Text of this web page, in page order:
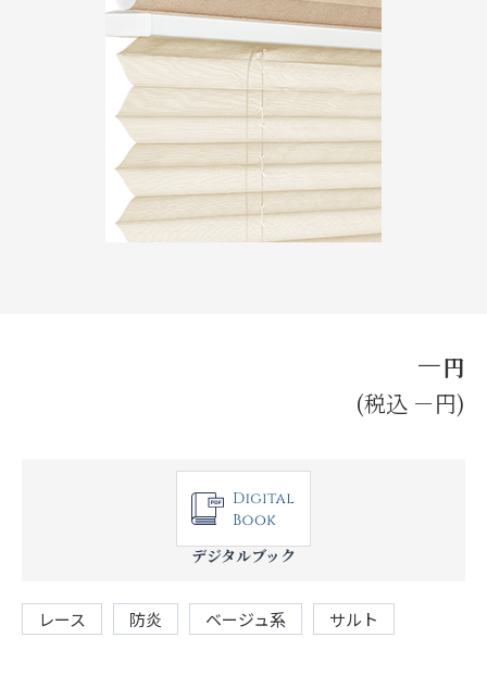
お問い合わせ
お気に入りリスト
お見積り来店予約はこちら
－円
(税込 －円)
デジタルブック
レース 防炎 ベージュ系 サルト